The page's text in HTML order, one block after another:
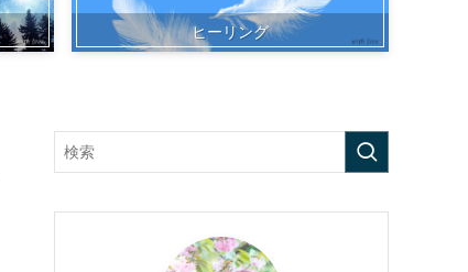
ヒーリング